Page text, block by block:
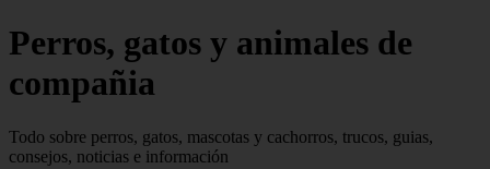
Perros, gatos y animales de
compañia
Todo sobre perros, gatos, mascotas y cachorros, trucos, guias,
consejos, noticias e información